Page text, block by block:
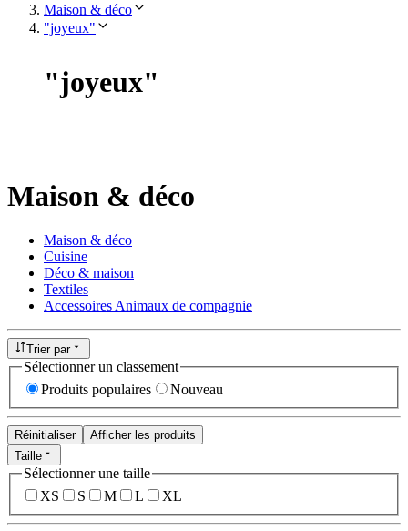
Maison & déco
"joyeux"
"joyeux"
Maison & déco
Maison & déco
Cuisine
Déco & maison
Textiles
Accessoires Animaux de compagnie
Trier par
Sélectionner un classement
Produits populaires
Nouveau
Réinitialiser
Afficher les produits
Taille
Sélectionner une taille
XS
S M L XL